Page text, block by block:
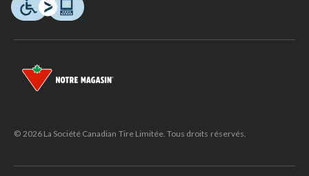
© 2026 La Société Canadian Tire Limitée. Tous droits réservés.